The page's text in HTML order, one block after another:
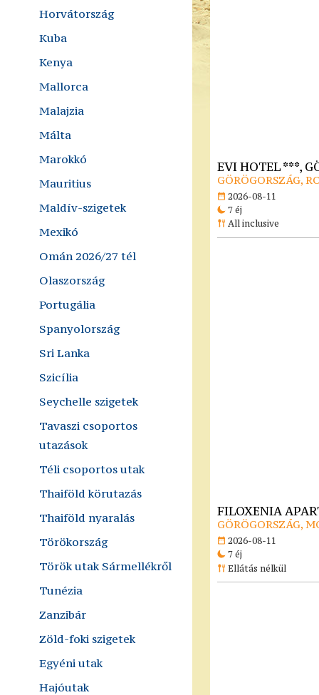
Horvátország
Kuba
Kenya
Mallorca
Malajzia
Málta
Marokkó
Mauritius
Maldív-szigetek
Mexikó
Omán 2026/27 tél
Olaszország
Portugália
Spanyolország
Sri Lanka
Szicília
Seychelle szigetek
Tavaszi csoportos
utazások
Téli csoportos utak
Thaiföld körutazás
Thaiföld nyaralás
Törökország
Török utak Sármellékről
Tunézia
Zanzibár
Zöld-foki szigetek
Egyéni utak
Hajóutak
EVI HOTEL ***,
GÖRÖGORSZÁG,
2026-08-11
7 éj
All inclusive
FILOXENIA
GÖRÖGORSZÁG,
2026-08-11
7 éj
Ellátás nélkül